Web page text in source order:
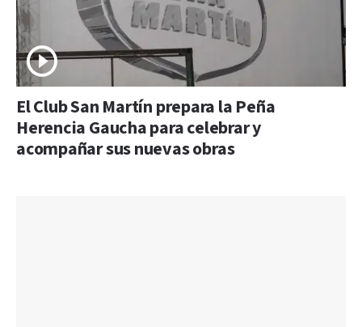
El Club San Martín prepara la Peña
Herencia Gaucha para celebrar y
acompañar sus nuevas obras